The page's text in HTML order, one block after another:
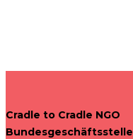
Cradle to Cradle NGO
Bundesgeschäftsstelle